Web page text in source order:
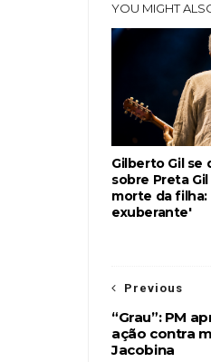
YOU MIGHT
Gilberto Gil se
sobre Preta
morte da filha:
exuberante'
Previous
“Grau”: PM
ação contra
Jacobina